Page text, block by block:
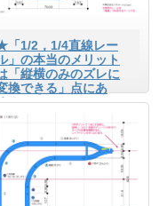
「1/2，1/4直線レー
」の本当のメリット
「縦横のみのズレに
換できる」点にあ
！